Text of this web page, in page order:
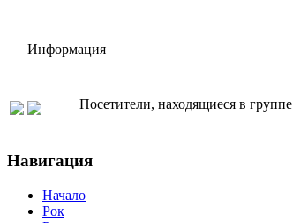
Информация
Посетители, находящиеся в группе
Навигация
Начало
Рок